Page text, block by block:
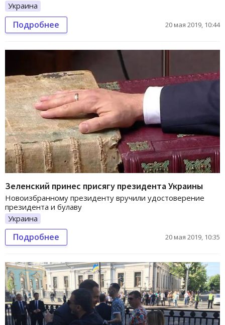
Украина
Подробнее 20 мая 2019, 10:44
Зеленский принес присягу президента Украины
Новоизбранному президенту вручили удостоверение
президента и булаву
Украина
Подробнее 20 мая 2019, 10:35